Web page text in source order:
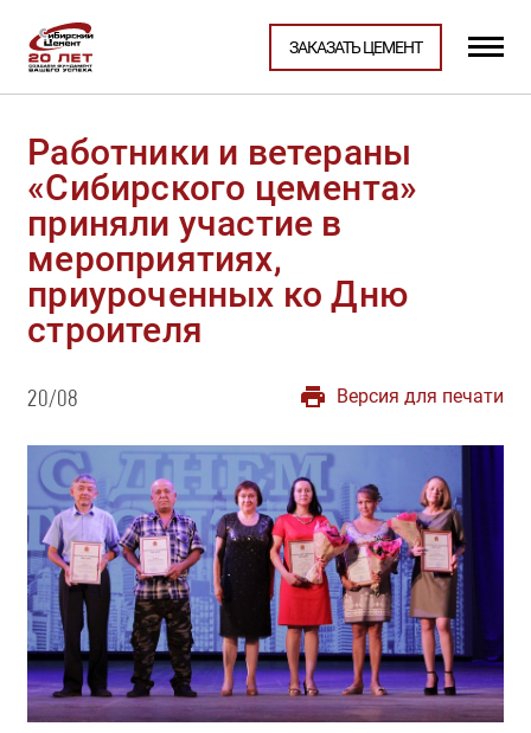
ЗАКАЗАТЬ ЦЕМЕНТ
Работники и ветераны
«Сибирского цемента»
приняли участие в
мероприятиях,
приуроченных ко Дню
строителя
20/08 Версия для печати